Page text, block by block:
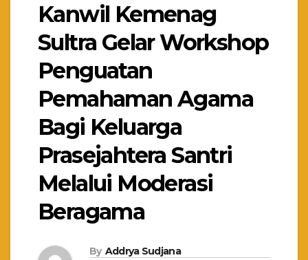
Kanwil Kemenag
Sultra Gelar Workshop
Penguatan
Pemahaman Agama
Bagi Keluarga
Prasejahtera Santri
Melalui Moderasi
Beragama
By Addrya Sudjana